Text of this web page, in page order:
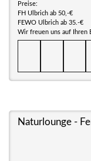
Preise:
FH Ulbrich ab 50,-€
FEWO Ulbrich ab 35.-€
Wir freuen uns auf Ihren
Naturlounge -